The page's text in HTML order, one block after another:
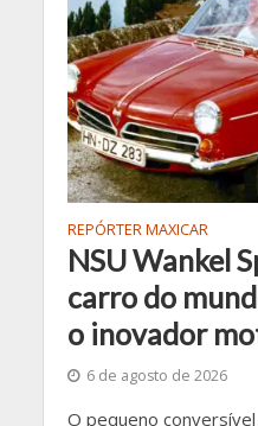
REPÓRTER MAXICAR
NSU Wankel
carro do
o inovador
6 de agosto de 2026
O pequeno